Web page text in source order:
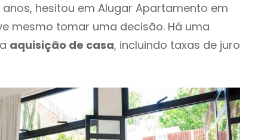
hesitou em Alugar Apartamento em
mesmo tomar uma decisão. Há uma
aquisição de casa, incluindo taxas de juro